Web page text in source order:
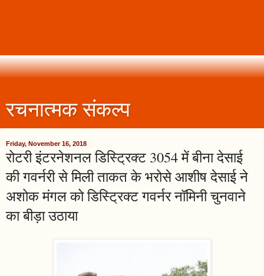
रचनात्मक संकल्प
Friday, November 16, 2018
रोटरी इंटरनेशनल डिस्ट्रिक्ट 3054 में बीना देसाई
की गवर्नरी से मिली ताकत के भरोसे आशीष देसाई ने
अशोक मंगल को डिस्ट्रिक्ट गवर्नर नॉमिनी चुनवाने
का बीड़ा उठाया